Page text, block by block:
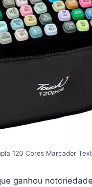
120 Cores Marcador
ganhou